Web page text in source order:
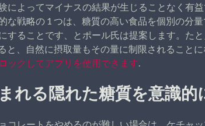
によってマイナスの結果が生じることなく有
な戦略の 1 つは、糖質の高い食品を個別の分
することです、とポール氏は提案します。た
と、自然に摂取量もその量に制限されることに
ックしてアプリを使用できます
れる隠れた糖質を意識的
コレートをやめるのが難しい場合は、ケチャ